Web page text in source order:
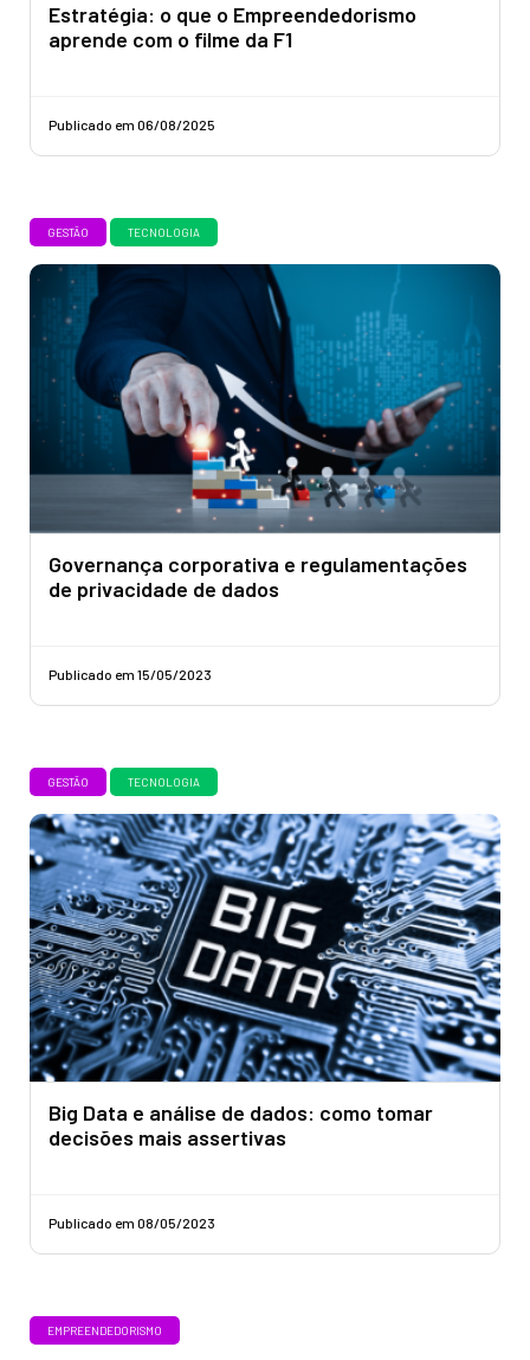
Estratégia: o que o Empreendedorismo
aprende com o filme da F1
Publicado em 06/08/2025
GESTÃO TECNOLOGIA
Governança corporativa e regulamentações
de privacidade de dados
Publicado em 15/05/2023
GESTÃO TECNOLOGIA
Big Data e análise de dados: como tomar
decisões mais assertivas
Publicado em 08/05/2023
EMPREENDEDORISMO